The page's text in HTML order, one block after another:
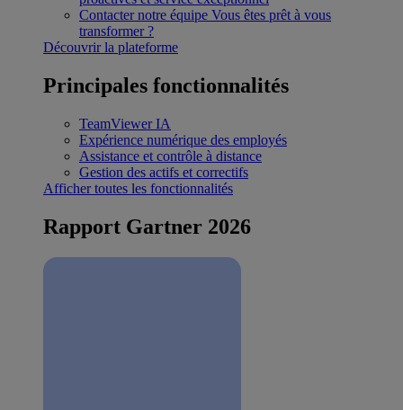
Contacter notre équipe Vous êtes prêt à vous
transformer ?
Découvrir la plateforme
Principales fonctionnalités
TeamViewer IA
Expérience numérique des employés
Assistance et contrôle à distance
Gestion des actifs et correctifs
Afficher toutes les fonctionnalités
Rapport Gartner 2026